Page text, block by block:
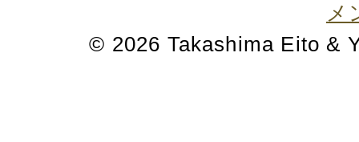
メ
© 2026 Takashima Eito &